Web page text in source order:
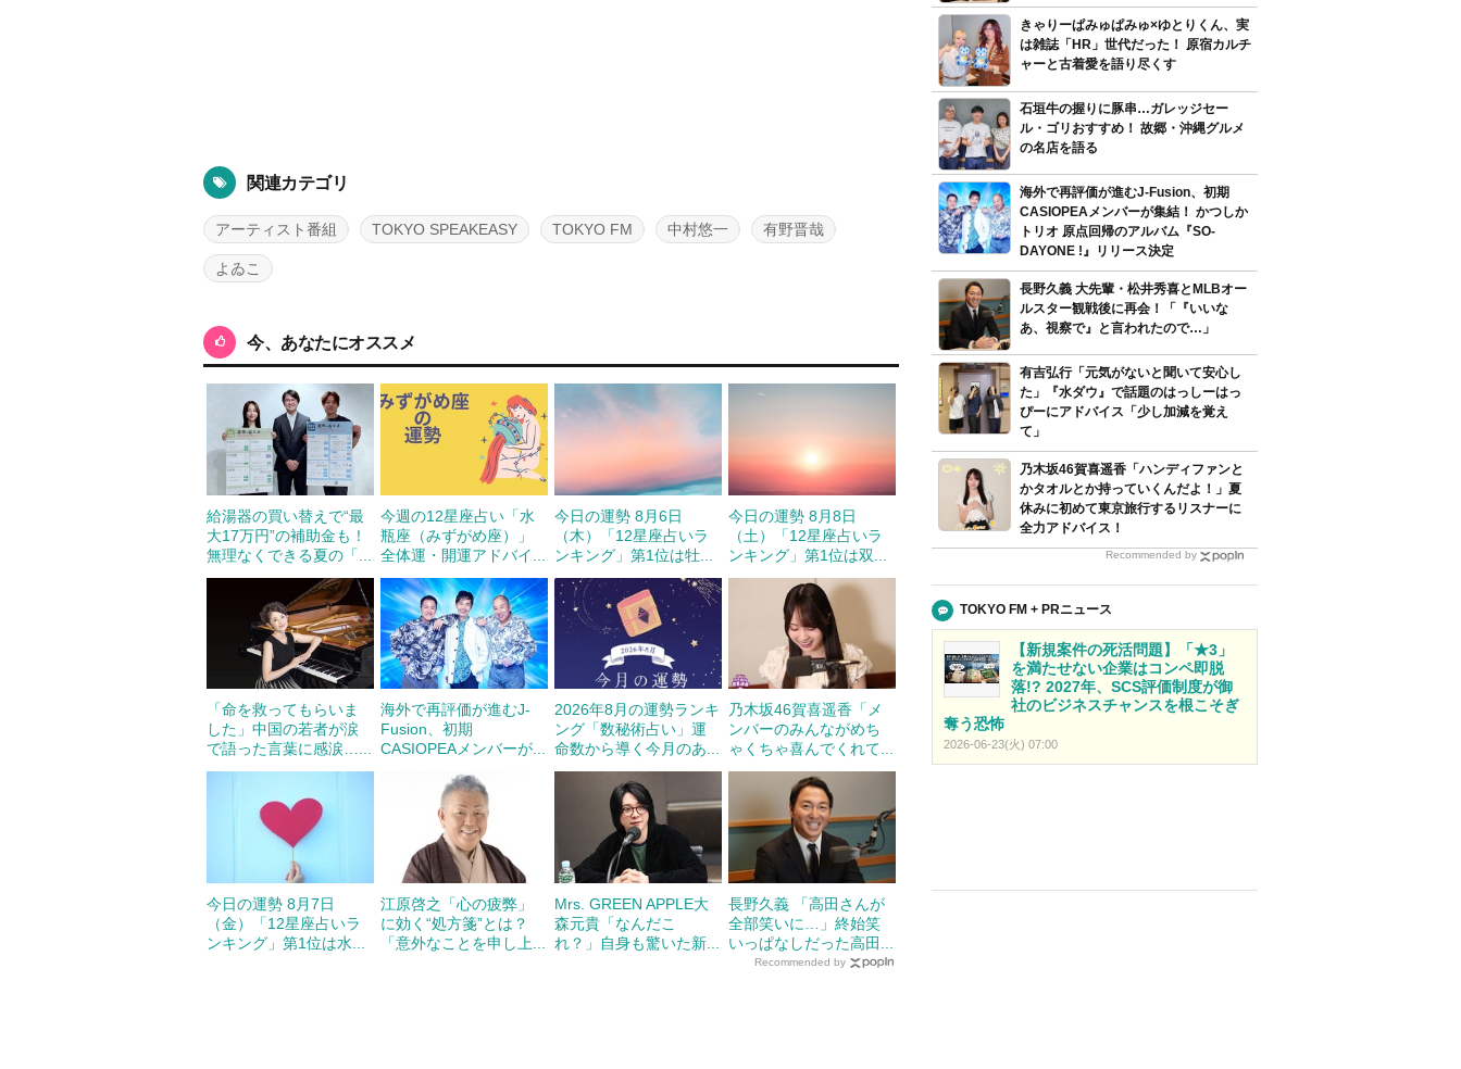
関連カテゴリ
アーティスト番組 TOKYO SPEAKEASY TOKYO FM 中村悠一 有野晋哉
よゐこ
今、あなたにオススメ
給湯器の買い替えで“最
大17万円”の補助金も！
無理なくできる夏の「...
今週の12星座占い「水
瓶座（みずがめ座）」
全体運・開運アドバイ...
今日の運勢 8月6日
（木）「12星座占いラ
ンキング」第1位は牡...
今日の運勢 8月8日
（土）「12星座占いラ
ンキング」第1位は双...
「命を救ってもらいま
した」中国の若者が涙
で語った言葉に感涙…...
海外で再評価が進むJ-
Fusion、初期
CASIOPEAメンバーが...
2026年8月の運勢ランキ
ング「数秘術占い」運
命数から導く今月のあ...
乃木坂46賀喜遥香「メ
ンバーのみんながめち
ゃくちゃ喜んでくれて...
今日の運勢 8月7日
（金）「12星座占いラ
ンキング」第1位は水...
江原啓之「心の疲弊」
に効く“処方箋”とは？
「意外なことを申し上...
Mrs. GREEN APPLE大
森元貴「なんだこ
れ？」自身も驚いた新...
長野久義 「高田さんが
全部笑いに…」終始笑
いっぱなしだった高田...
Recommended by
きゃりーぱみゅぱみゅ×ゆとりくん、実
は雑誌「HR」世代だった！ 原宿カルチ
ャーと古着愛を語り尽くす
石垣牛の握りに豚串…ガレッジセー
ル・ゴリおすすめ！ 故郷・沖縄グルメ
の名店を語る
海外で再評価が進むJ-Fusion、初期
CASIOPEAメンバーが集結！ かつしか
トリオ 原点回帰のアルバム『SO-
DAYONE !』リリース決定
長野久義 大先輩・松井秀喜とMLBオー
ルスター観戦後に再会！「『いいな
あ、視察で』と言われたので…」
有吉弘行「元気がないと聞いて安心し
た」『水ダウ』で話題のはっしーはっ
ぴーにアドバイス「少し加減を覚え
て」
乃木坂46賀喜遥香「ハンディファンと
かタオルとか持っていくんだよ！」夏
休みに初めて東京旅行するリスナーに
全力アドバイス！
Recommended by
TOKYO FM + PRニュース
【新規案件の死活問題】「★3」
を満たせない企業はコンペ即脱
落!? 2027年、SCS評価制度が御
社のビジネスチャンスを根こそぎ
奪う恐怖
2026-06-23(火) 07:00